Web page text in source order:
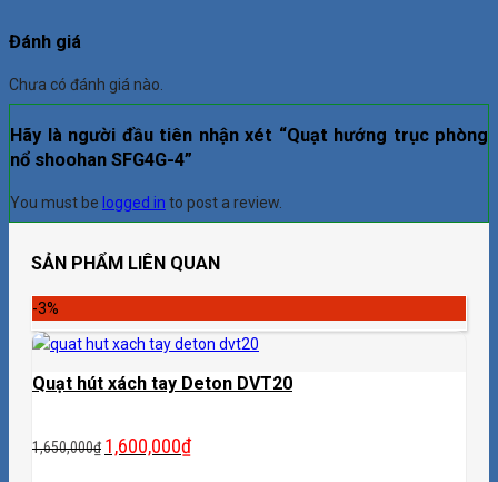
Đánh giá
Chưa có đánh giá nào.
Hãy là người đầu tiên nhận xét “Quạt hướng trục phòng
nổ shoohan SFG4G-4”
You must be logged in to post a review.
SẢN PHẨM LIÊN QUAN
-3%
Quạt hút xách tay Deton DVT20
1,650,000₫ 1,600,000₫